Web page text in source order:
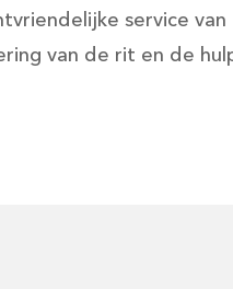
service van
van de rit en de